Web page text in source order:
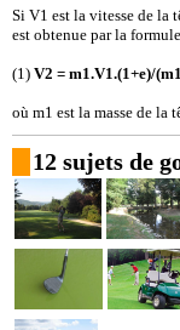
Si V1 est la vitesse de la
est obtenue par la
(1) V2 = m1.V1.(1+e)/
où m1 est la masse de la
12 sujets de